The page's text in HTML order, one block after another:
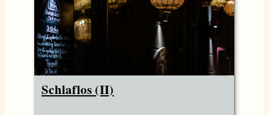
Schlaflos (II)